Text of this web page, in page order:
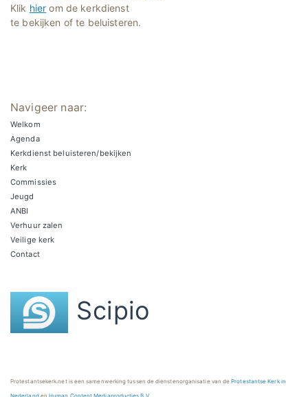
Klik hier om de kerkdienst
te bekijken of te beluisteren.
Navigeer naar:
Welkom
Agenda
Kerkdienst beluisteren/bekijken
Kerk
Commissies
Jeugd
ANBI
Verhuur zalen
Veilige kerk
Contact
Scipio
Protestantsekerk.net is een samenwerking tussen de dienstenorganisatie van deProtestantse Kerk in
NederlandenHuman Content Mediaproducties B.V.